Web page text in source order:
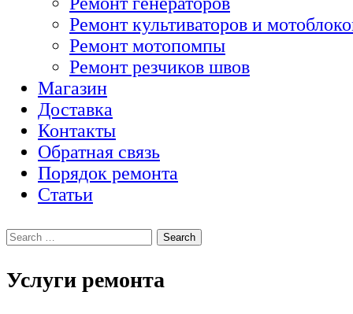
Ремонт культиваторов и
Ремонт мотопомпы
Ремонт резчиков швов
Магазин
Доставка
Контакты
Обратная связь
Порядок ремонта
Статьи
Услуги ремонта